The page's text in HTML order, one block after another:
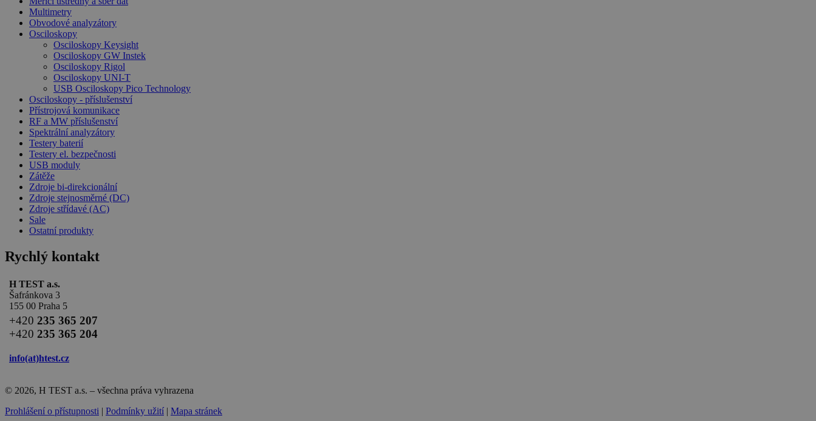
Multimetry
Obvodové analyzátory
Osciloskopy
Osciloskopy Keysight
Osciloskopy GW Instek
Osciloskopy Rigol
Osciloskopy UNI-T
USB Osciloskopy Pico Technology
Osciloskopy - příslušenství
Přístrojová komunikace
RF a MW příslušenství
Spektrální analyzátory
Testery baterií
Testery el. bezpečnosti
USB moduly
Zátěže
Zdroje bi-direkcionální
Zdroje stejnosměrné (DC)
Zdroje střídavé (AC)
Sale
Ostatní produkty
Rychlý kontakt
H TEST a.s.
Šafránkova 3
155 00 Praha 5
+420 235 365 207
+420 235 365 204
info(at)htest.cz
© 2026, H TEST a.s. – všechna práva vyhrazena
Prohlášení o přístupnosti | Podmínky užití | Mapa stránek